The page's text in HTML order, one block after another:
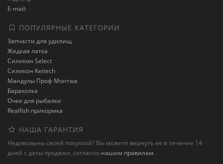
E-mail:
ПОПУЛЯРНЫЕ КАТЕГОРИИ
Запчасти для удилищ
Жидкая латка
Силикон Select
Силикон Keitech
Мандулы Проф Монтаж
Барахолка
Очки для рыбалки
Realfish прикормка
НАША ГАРАНТИЯ
Недовольны своей покупкой? Вы можете вернуть ее в течение 14
дней с даты продажи, согласно нашим правилам.